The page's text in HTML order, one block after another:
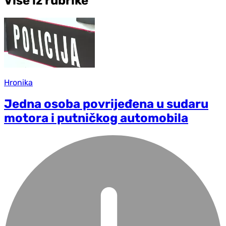
Hronika
Jedna osoba povrijeđena u sudaru
motora i putničkog automobila